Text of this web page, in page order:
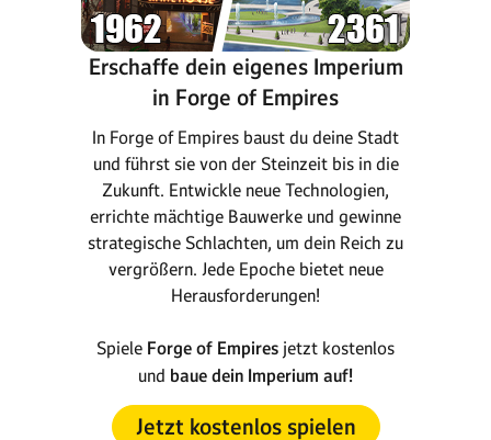
Erschaffe dein eigenes Imperium
in Forge of Empires
In Forge of Empires baust du deine Stadt
und führst sie von der Steinzeit bis in die
Zukunft. Entwickle neue Technologien,
errichte mächtige Bauwerke und gewinne
strategische Schlachten, um dein Reich zu
vergrößern. Jede Epoche bietet neue
Herausforderungen!
Spiele Forge of Empires jetzt kostenlos
und baue dein Imperium auf!
Jetzt kostenlos spielen